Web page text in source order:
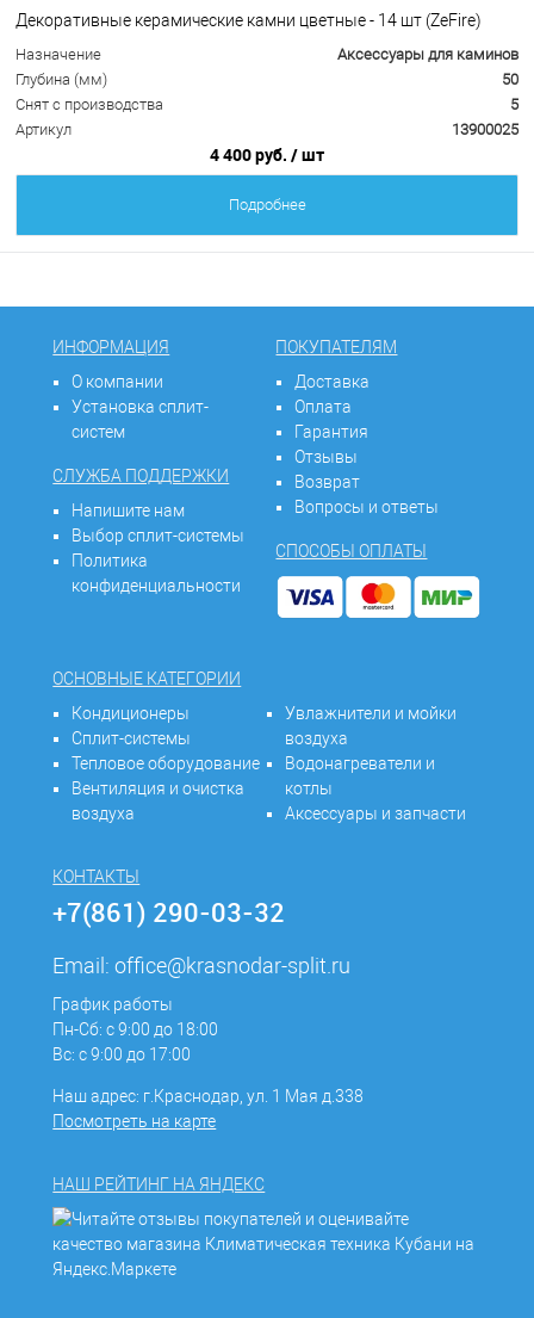
Декоративные керамические камни цветные - 14 шт (ZeFire)
Назначение
Аксессуары для каминов
Глубина (мм)
50
Снят с производства
5
Артикул
13900025
4 400 руб. / шт
Подробнее
ИНФОРМАЦИЯ
О компании
Установка сплит-
систем
СЛУЖБА ПОДДЕРЖКИ
Напишите нам
Выбор сплит-системы
Политика
конфиденциальности
ПОКУПАТЕЛЯМ
Доставка
Оплата
Гарантия
Отзывы
Возврат
Вопросы и ответы
СПОСОБЫ ОПЛАТЫ
ОСНОВНЫЕ КАТЕГОРИИ
Кондиционеры
Сплит-системы
Тепловое оборудование
Вентиляция и очистка
воздуха
Увлажнители и мойки
воздуха
Водонагреватели и
котлы
Аксессуары и запчасти
КОНТАКТЫ
+7(861) 290-03-32
Email:office@krasnodar-split.ru
График работы
Пн-Сб: с 9:00 до 18:00
Вс: с 9:00 до 17:00
Наш адрес: г.Краснодар, ул. 1 Мая д.338
Посмотреть на карте
НАШ РЕЙТИНГ НА ЯНДЕКС